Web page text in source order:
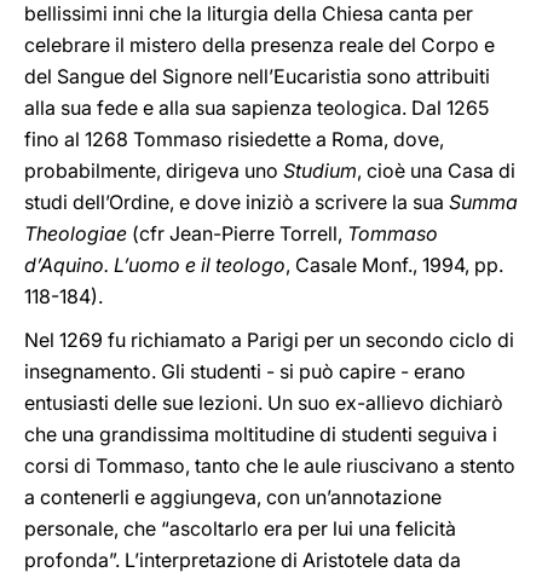
bellissimi inni che la liturgia della Chiesa canta per
celebrare il mistero della presenza reale del Corpo e
del Sangue del Signore nell’Eucaristia sono attribuiti
alla sua fede e alla sua sapienza teologica. Dal 1265
fino al 1268 Tommaso risiedette a Roma, dove,
probabilmente, dirigeva uno Studium, cioè una Casa di
studi dell’Ordine, e dove iniziò a scrivere la sua Summa
Theologiae (cfr Jean-Pierre Torrell, Tommaso
d’Aquino. L’uomo e il teologo, Casale Monf., 1994, pp.
118-184).
Nel 1269 fu richiamato a Parigi per un secondo ciclo di
insegnamento. Gli studenti - si può capire - erano
entusiasti delle sue lezioni. Un suo ex-allievo dichiarò
che una grandissima moltitudine di studenti seguiva i
corsi di Tommaso, tanto che le aule riuscivano a stento
a contenerli e aggiungeva, con un’annotazione
personale, che “ascoltarlo era per lui una felicità
profonda”. L’interpretazione di Aristotele data da